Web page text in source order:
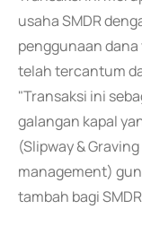
usaha SMDR
penggunaan dana
telah tercantum
"Transaksi ini
galangan kapal
(Slipway &
management)
tambah bagi